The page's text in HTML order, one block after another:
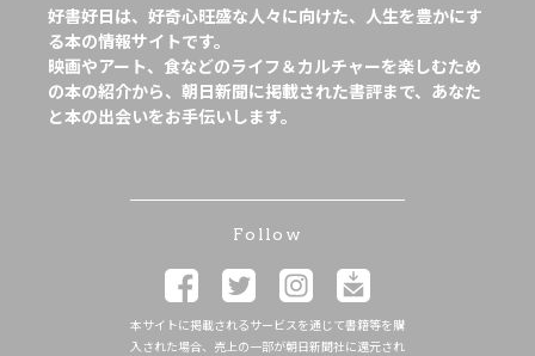
好書好日は、好奇心旺盛な人々に向けた、人生を豊かにす
る本の情報サイトです。
映画やアート、食などのライフ＆カルチャーを楽しむため
の本の紹介から、朝日新聞に掲載された書評まで、あなた
と本の出会いをお手伝いします。
Follow
本サイトに掲載されるサービスを通じて書籍等を購
入された場合、売上の一部が朝日新聞社に還元され